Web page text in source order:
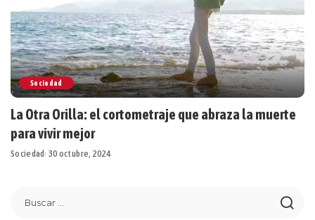
Sociedad
La Otra Orilla: el cortometraje que abraza la muerte
para vivir mejor
Sociedad 30 octubre, 2024